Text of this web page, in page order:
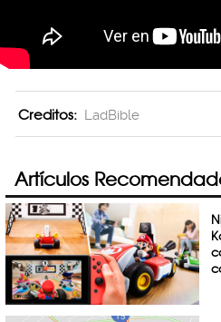
Creditos: LadBible
Artículos